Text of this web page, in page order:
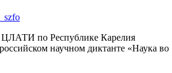
ЦЛАТИ по Республике Карелия
научном диктанте «Наука во